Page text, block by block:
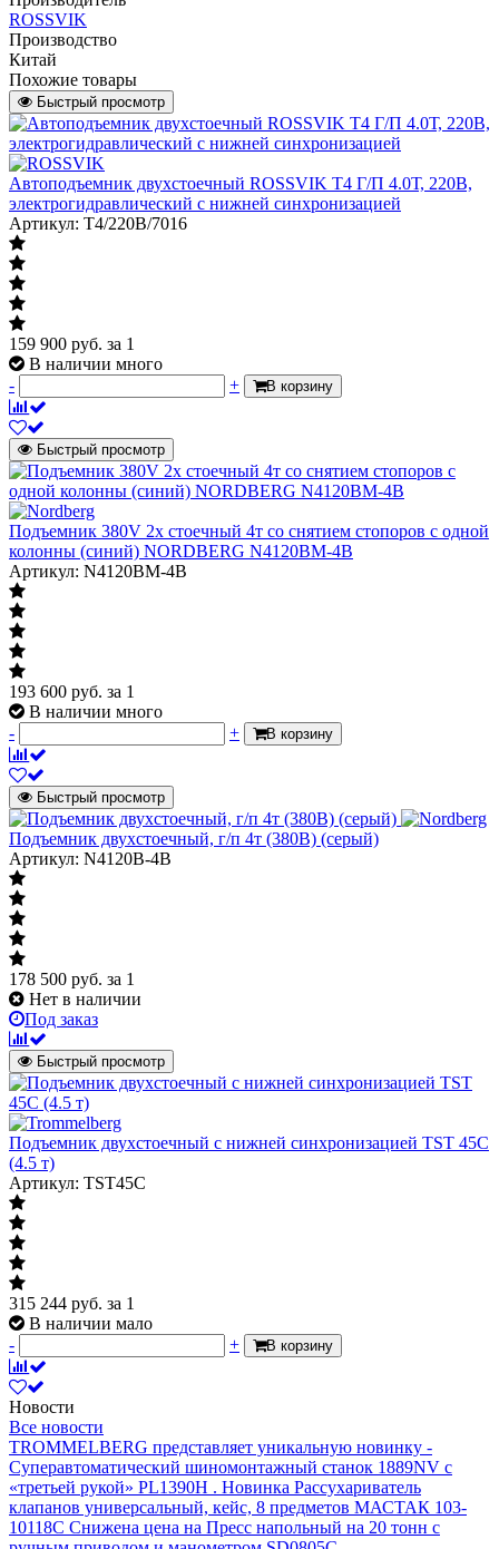
ROSSVIK
Производство
Китай
Похожие товары
Быстрый просмотр
Автоподъемник двухстоечный ROSSVIK T4 Г/П 4.0Т, 220В,
электрогидравлический с нижней синхронизацией
Артикул: T4/220В/7016
159 900 руб. за 1
В наличии много
-
+ В корзину
Быстрый просмотр
Подъемник 380V 2х стоечный 4т со снятием стопоров с одной
колонны (синий) NORDBERG N4120BM-4B
Артикул: N4120BM-4B
193 600 руб. за 1
В наличии много
-
+ В корзину
Быстрый просмотр
Подъемник двухстоечный, г/п 4т (380В) (серый)
Артикул: N4120B-4B
178 500 руб. за 1
Нет в наличии
Под заказ
Быстрый просмотр
Подъемник двухстоечный с нижней синхронизацией TST 45C
(4.5 т)
Артикул: TST45C
315 244 руб. за 1
В наличии мало
-
+ В корзину
Новости
Все новости
TROMMELBERG представляет уникальную новинку -
Суперавтоматический шиномонтажный станок 1889NV с
«третьей рукой» PL1390H . Новинка Рассухариватель
клапанов универсальный, кейс, 8 предметов МАСТАК 103-
10118C Снижена цена на Пресс напольный на 20 тонн с